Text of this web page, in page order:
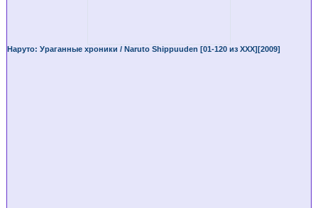
Наруто: Ураганные хроники / Naruto Shippuuden [01-120 из XXX][2009]